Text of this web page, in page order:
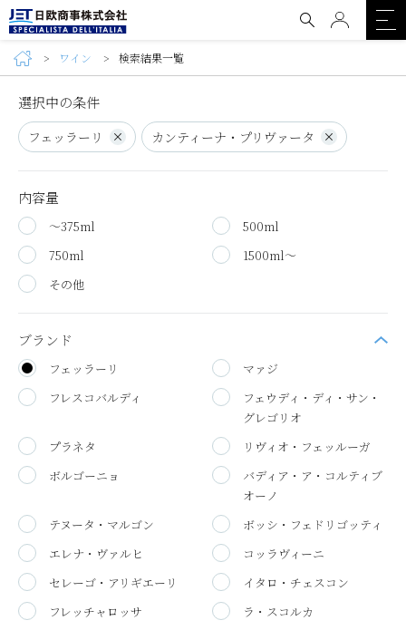
ワイン 検索結果一覧
選択中の条件
フェッラーリ カンティーナ・プリヴァータ
内容量
～375ml
500ml
750ml
1500ml～
その他
ブランド
フェッラーリ
マァジ
フレスコバルディ
フェウディ・ディ・サン・
グレゴリオ
プラネタ
リヴィオ・フェッルーガ
ボルゴーニョ
バディア・ア・コルティブ
オーノ
テヌータ・マルゴン
ボッシ・フェドリゴッティ
エレナ・ヴァルヒ
コッラヴィーニ
セレーゴ・アリギエーリ
イタロ・チェスコン
フレッチャロッサ
ラ・スコルカ